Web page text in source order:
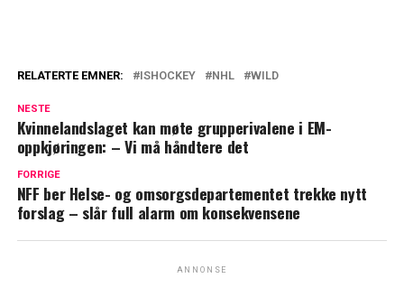
RELATERTE EMNER: ISHOCKEY NHL WILD
NESTE
Kvinnelandslaget kan møte grupperivalene i EM-
oppkjøringen: – Vi må håndtere det
FORRIGE
NFF ber Helse- og omsorgsdepartementet trekke nytt
forslag – slår full alarm om konsekvensene
ANNONSE